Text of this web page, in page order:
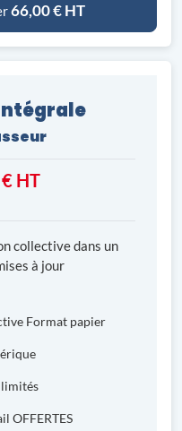
66,00€ HT
HT
collective dans un
à jour
Format papier
OFFERTES